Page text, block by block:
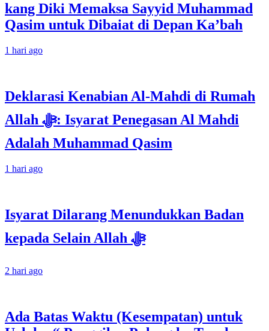
kang Diki Memaksa Sayyid Muhammad
Qasim untuk Dibaiat di Depan Ka’bah
1 hari ago
Deklarasi Kenabian Al-Mahdi di Rumah
Allah ﷻ: Isyarat Penegasan Al Mahdi
Adalah Muhammad Qasim
1 hari ago
Isyarat Dilarang Menundukkan Badan
kepada Selain Allah ﷻ
2 hari ago
Ada Batas Waktu (Kesempatan) untuk